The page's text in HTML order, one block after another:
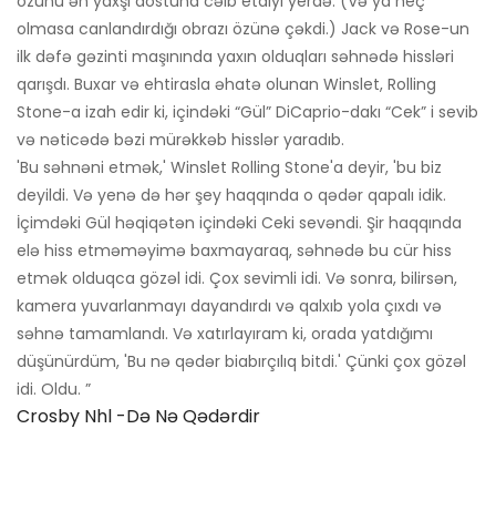
olmasa canlandırdığı obrazı özünə çəkdi.) Jack və Rose-un
ilk dəfə gəzinti maşınında yaxın olduqları səhnədə hissləri
qarışdı. Buxar və ehtirasla əhatə olunan Winslet, Rolling
Stone-a izah edir ki, içindəki “Gül” DiCaprio-dakı “Cek” i sevib
və nəticədə bəzi mürəkkəb hisslər yaradıb.
'Bu səhnəni etmək,' Winslet Rolling Stone'a deyir, 'bu biz
deyildi. Və yenə də hər şey haqqında o qədər qapalı idik.
İçimdəki Gül həqiqətən içindəki Ceki sevəndi. Şir haqqında
elə hiss etməməyimə baxmayaraq, səhnədə bu cür hiss
etmək olduqca gözəl idi. Çox sevimli idi. Və sonra, bilirsən,
kamera yuvarlanmayı dayandırdı və qalxıb yola çıxdı və
səhnə tamamlandı. Və xatırlayıram ki, orada yatdığımı
düşünürdüm, 'Bu nə qədər biabırçılıq bitdi.' Çünki çox gözəl
idi. Oldu. ”
Crosby Nhl -də Nə Qədərdir